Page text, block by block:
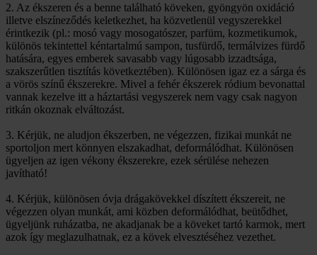
2. Az ékszeren és a benne található köveken, gyöngyön oxidáció
illetve elszíneződés keletkezhet, ha közvetlenül vegyszerekkel
érintkezik (pl.: mosó vagy mosogatószer, parfüm, kozmetikumok,
különös tekintettel kéntartalmú sampon, tusfürdő, termálvizes fürdő
hatására, egyes emberek savasabb vagy lúgosabb izzadtsága,
szakszerűtlen tisztítás következtében). Különösen igaz ez a sárga és
a vörös színű ékszerekre. Mivel a fehér ékszerek ródium bevonattal
vannak kezelve itt a háztartási vegyszerek nem vagy csak nagyon
ritkán okoznak elváltozást.
3. Kérjük, ne aludjon ékszerben, ne végezzen, fizikai munkát ne
sportoljon mert könnyen elszakadhat, deformálódhat. Különösen
ügyeljen az igen vékony ékszerekre, ezek sérülése nehezen
javítható!
4. Kérjük, különösen óvja drágakövekkel díszített ékszereit, ne
végezzen olyan munkát, ami közben deformálódhat, beütődhet,
ügyeljünk ruházatba, ne akadjanak be a köveket tartó karmok, mert
azok így meglazulhatnak, ez a kövek elvesztéséhez vezethet.